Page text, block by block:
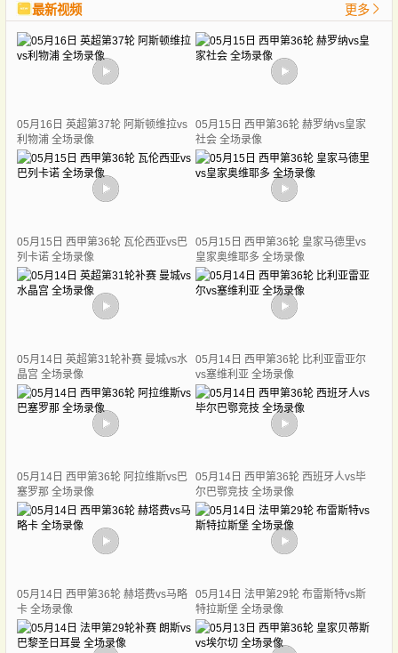
最新视频 更多
05月16日 英超第37轮 阿斯顿维拉vs
利物浦 全场录像
05月15日 西甲第36轮 赫罗纳vs皇家
社会 全场录像
05月15日 西甲第36轮 瓦伦西亚vs巴
列卡诺 全场录像
05月15日 西甲第36轮 皇家马德里vs
皇家奥维耶多 全场录像
05月14日 英超第31轮补赛 曼城vs水
晶宫 全场录像
05月14日 西甲第36轮 比利亚雷亚尔
vs塞维利亚 全场录像
05月14日 西甲第36轮 阿拉维斯vs巴
塞罗那 全场录像
05月14日 西甲第36轮 西班牙人vs毕
尔巴鄂竞技 全场录像
05月14日 西甲第36轮 赫塔费vs马略
卡 全场录像
05月14日 法甲第29轮 布雷斯特vs斯
特拉斯堡 全场录像